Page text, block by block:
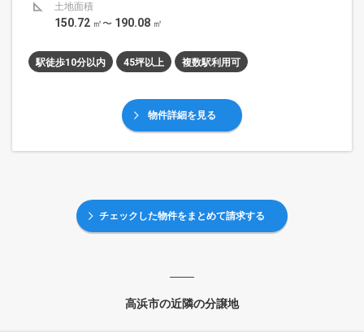
土地面積
150.72 ㎡〜 190.08 ㎡
駅徒歩10分以内 45坪以上 複数駅利用可
物件詳細を見る
チェックした物件をまとめて請求する
高浜市の近隣の分譲地